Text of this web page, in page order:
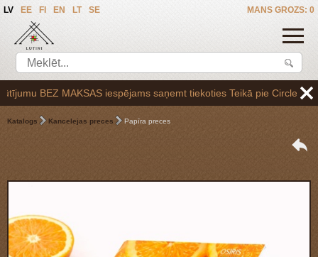
MANS GROZS: 0
LV EE FI EN LT SE
BEZ MAKSAS iespējams saņemt tiekoties Teikā pie Circle K
Katalogs Kancelejas preces Papīra preces